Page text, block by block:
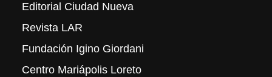
Editorial Ciudad Nueva
Revista LAR
Fundación Igino Giordani
Centro Mariápolis Loreto